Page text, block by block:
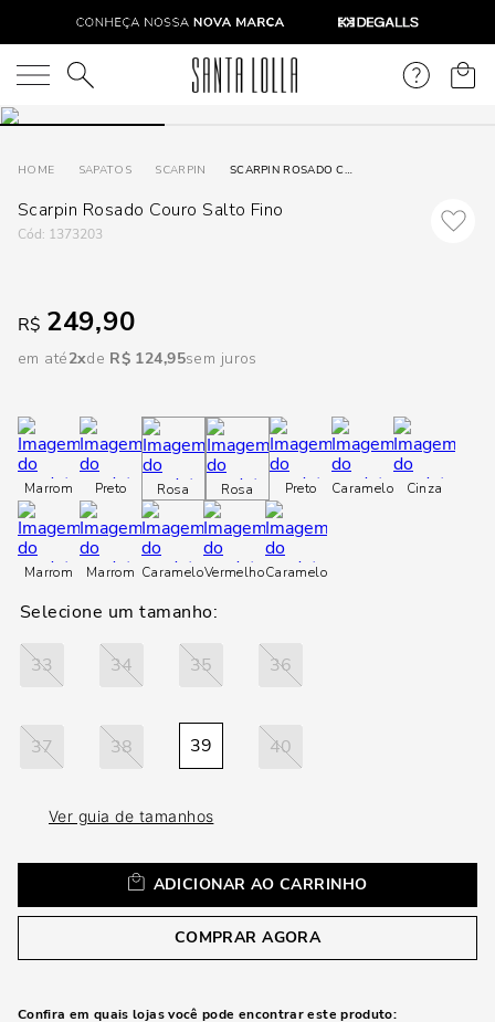
O que você está procurando?
SAPATOS SCARPIN SCARPIN ROSADO COURO SALTO FINO
Scarpin Rosado Couro Salto Fino
: 1373203
R$ 249,90
em até2 R$ 124,95sem juros
Marrom Preto Rosa Rosa Preto Caramelo Cinza
Marrom Marrom CarameloVermelhoCaramelo
33 34 35 36
37 38 39 40
Ver guia de tamanhos
ADICIONAR AO CARRINHO
COMPRAR AGORA
Confira em quais lojas você pode encontrar este produto: